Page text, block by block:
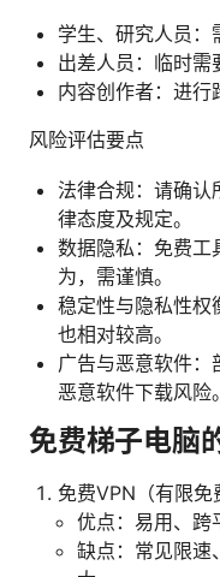
学生、研究人员：
出差人员：临时需
内容创作者：进行
风险评估要点
法律合规：请确
律态度及规定。
数据隐私：免费工
为，需谨慎。
稳定性与隐私性权
也相对较高。
广告与恶意软件：
恶意软件下载风险。
免费梯子电脑
免费VPN（有限免
优点：易用、跨
缺点：常见限速